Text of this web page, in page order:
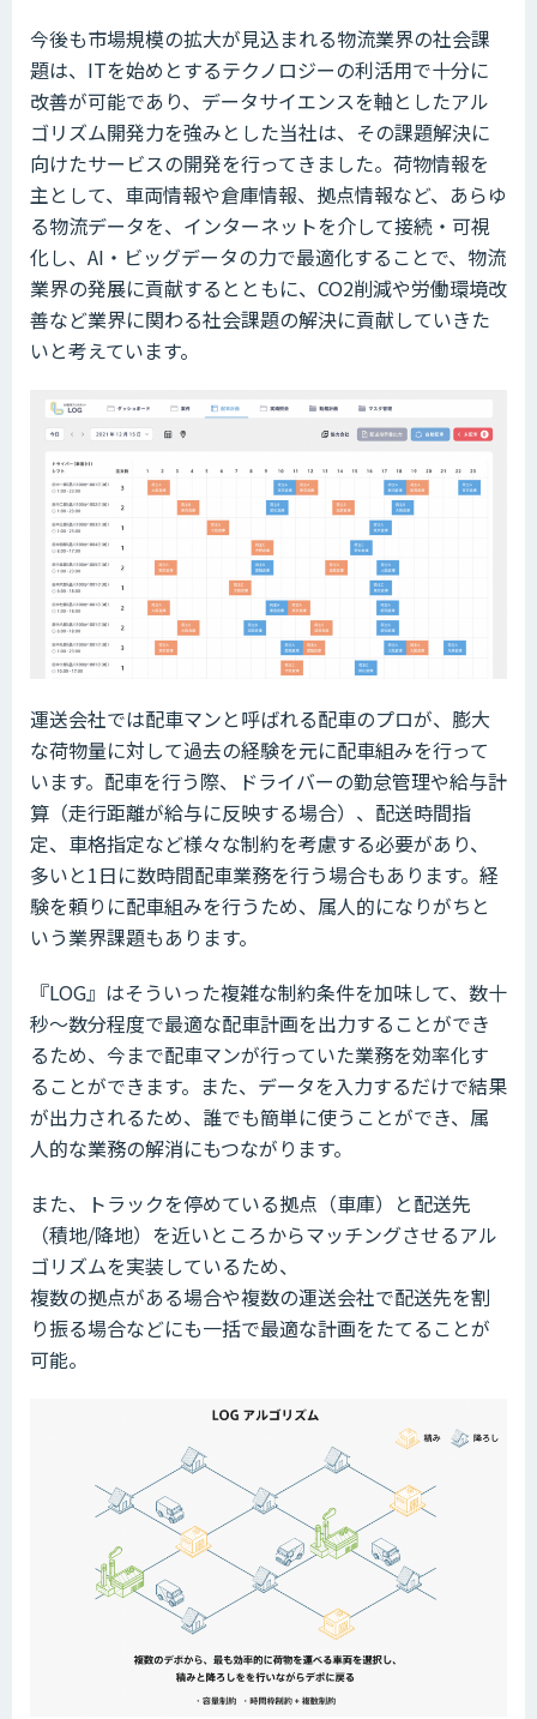
今後も市場規模の拡大が見込まれる物流業界の社会課
題は、ITを始めとするテクノロジーの利活用で十分に
改善が可能であり、データサイエンスを軸としたアル
ゴリズム開発力を強みとした当社は、その課題解決に
向けたサービスの開発を行ってきました。荷物情報を
主として、車両情報や倉庫情報、拠点情報など、あらゆ
る物流データを、インターネットを介して接続・可視
化し、AI・ビッグデータの力で最適化することで、物流
業界の発展に貢献するとともに、CO2削減や労働環境改
善など業界に関わる社会課題の解決に貢献していきた
いと考えています。
運送会社では配車マンと呼ばれる配車のプロが、膨大
な荷物量に対して過去の経験を元に配車組みを行って
います。配車を行う際、ドライバーの勤怠管理や給与計
算（走行距離が給与に反映する場合）、配送時間指
定、車格指定など様々な制約を考慮する必要があり、
多いと1日に数時間配車業務を行う場合もあります。経
験を頼りに配車組みを行うため、属人的になりがちと
いう業界課題もあります。
『LOG』はそういった複雑な制約条件を加味して、数十
秒〜数分程度で最適な配車計画を出力することができ
るため、今まで配車マンが行っていた業務を効率化す
ることができます。また、データを入力するだけで結果
が出力されるため、誰でも簡単に使うことができ、属
人的な業務の解消にもつながります。
また、トラックを停めている拠点（車庫）と配送先
（積地/降地）を近いところからマッチングさせるアル
ゴリズムを実装しているため、
複数の拠点がある場合や複数の運送会社で配送先を割
り振る場合などにも一括で最適な計画をたてることが
可能。